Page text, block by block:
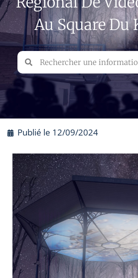
Au Square Du
Publié le 12/09/2024